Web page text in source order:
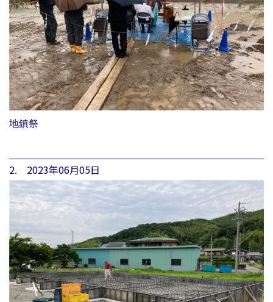
地鎮祭
2. 2023年06月05日